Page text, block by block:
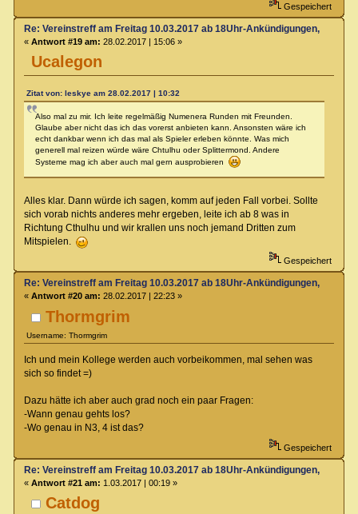
Gespeichert
Ucalegon
Re: Vereinstreff am Freitag 10.03.2017 ab 18Uhr-Ankündigungen,
« Antwort #19 am: 28.02.2017 | 15:06 »
Zitat von: leskye am 28.02.2017 | 10:32
Also mal zu mir. Ich leite regelmäßig Numenera Runden mit Freunden.
Glaube aber nicht das ich das vorerst anbieten kann. Ansonsten wäre ich
echt dankbar wenn ich das mal als Spieler erleben könnte. Was mich
generell mal reizen würde wäre Chtulhu oder Splittermond. Andere
Systeme mag ich aber auch mal gern ausprobieren
Alles klar. Dann würde ich sagen, komm auf jeden Fall vorbei. Sollte
sich vorab nichts anderes mehr ergeben, leite ich ab 8 was in
Richtung Cthulhu und wir krallen uns noch jemand Dritten zum
Mitspielen.
Gespeichert
Thormgrim
Username: Thormgrim
Re: Vereinstreff am Freitag 10.03.2017 ab 18Uhr-Ankündigungen,
« Antwort #20 am: 28.02.2017 | 22:23 »
Ich und mein Kollege werden auch vorbeikommen, mal sehen was
sich so findet =)
Dazu hätte ich aber auch grad noch ein paar Fragen:
-Wann genau gehts los?
-Wo genau in N3, 4 ist das?
Gespeichert
Catdog
Re: Vereinstreff am Freitag 10.03.2017 ab 18Uhr-Ankündigungen,
« Antwort #21 am: 1.03.2017 | 00:19 »